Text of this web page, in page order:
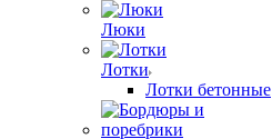
Люки
Лотки
Лотки бетонные